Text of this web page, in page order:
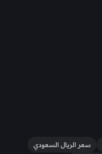
سعر الريال السعودي